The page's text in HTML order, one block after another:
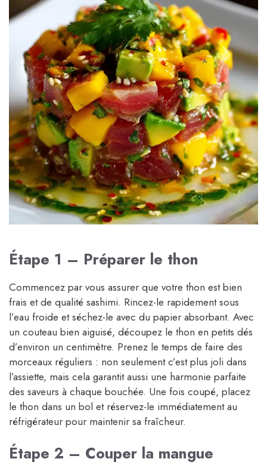
Étape 1 – Préparer le thon
Commencez par vous assurer que votre thon est bien
frais et de qualité sashimi. Rincez-le rapidement sous
l’eau froide et séchez-le avec du papier absorbant. Avec
un couteau bien aiguisé, découpez le thon en petits dés
d’environ un centimètre. Prenez le temps de faire des
morceaux réguliers : non seulement c’est plus joli dans
l’assiette, mais cela garantit aussi une harmonie parfaite
des saveurs à chaque bouchée. Une fois coupé, placez
le thon dans un bol et réservez-le immédiatement au
réfrigérateur pour maintenir sa fraîcheur.
Étape 2 – Couper la mangue